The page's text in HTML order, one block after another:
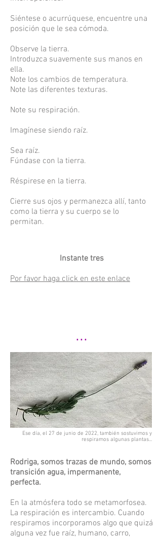
Siéntese o acurrúquese, encuentre una
posición que le sea cómoda.
Observe la tierra.
Introduzca suavemente sus manos en
ella.
Note los cambios de temperatura.
Note las diferentes texturas.
Note su respiración.
Imagínese siendo raíz.
Sea raíz.
Fúndase con la tierra.
Réspirese en la tierra.
Cierre sus ojos y permanezca allí, tanto
como la tierra y su cuerpo se lo
permitan.
Instante tres
Por favor haga click en este enlace
...
Ese día, el 27 de junio de 2022, también sostuvimos y
respiramos algunas plantas...
Rodriga, somos trazas de mundo, somos
transición agua, impermanente,
perfecta.
En la atmósfera todo se metamorfosea.
La respiración es intercambio. Cuando
respiramos incorporamos algo que quizá
alguna vez fue raíz, humano, carro,